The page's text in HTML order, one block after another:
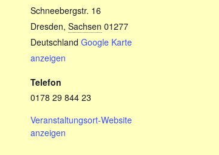
Schneebergstr. 16
Dresden, Sachsen 01277
Deutschland Google Karte
anzeigen
Telefon
0178 29 844 23
Veranstaltungsort-Website
anzeigen